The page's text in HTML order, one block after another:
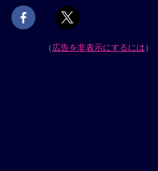
（広告を非表示にするには）